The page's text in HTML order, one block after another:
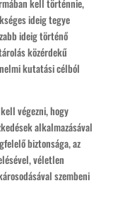
kell történnie,
ideig tegye
ideig történő
közérdekű
kutatási célból
végezni, hogy
alkalmazásával
biztonsága, az
véletlen
szembeni